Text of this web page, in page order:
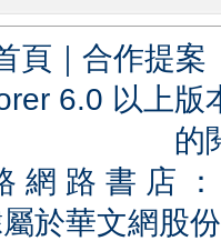
頁 ｜ 合作提案
6.0 以上
的
網 路 書 店
於華文網股